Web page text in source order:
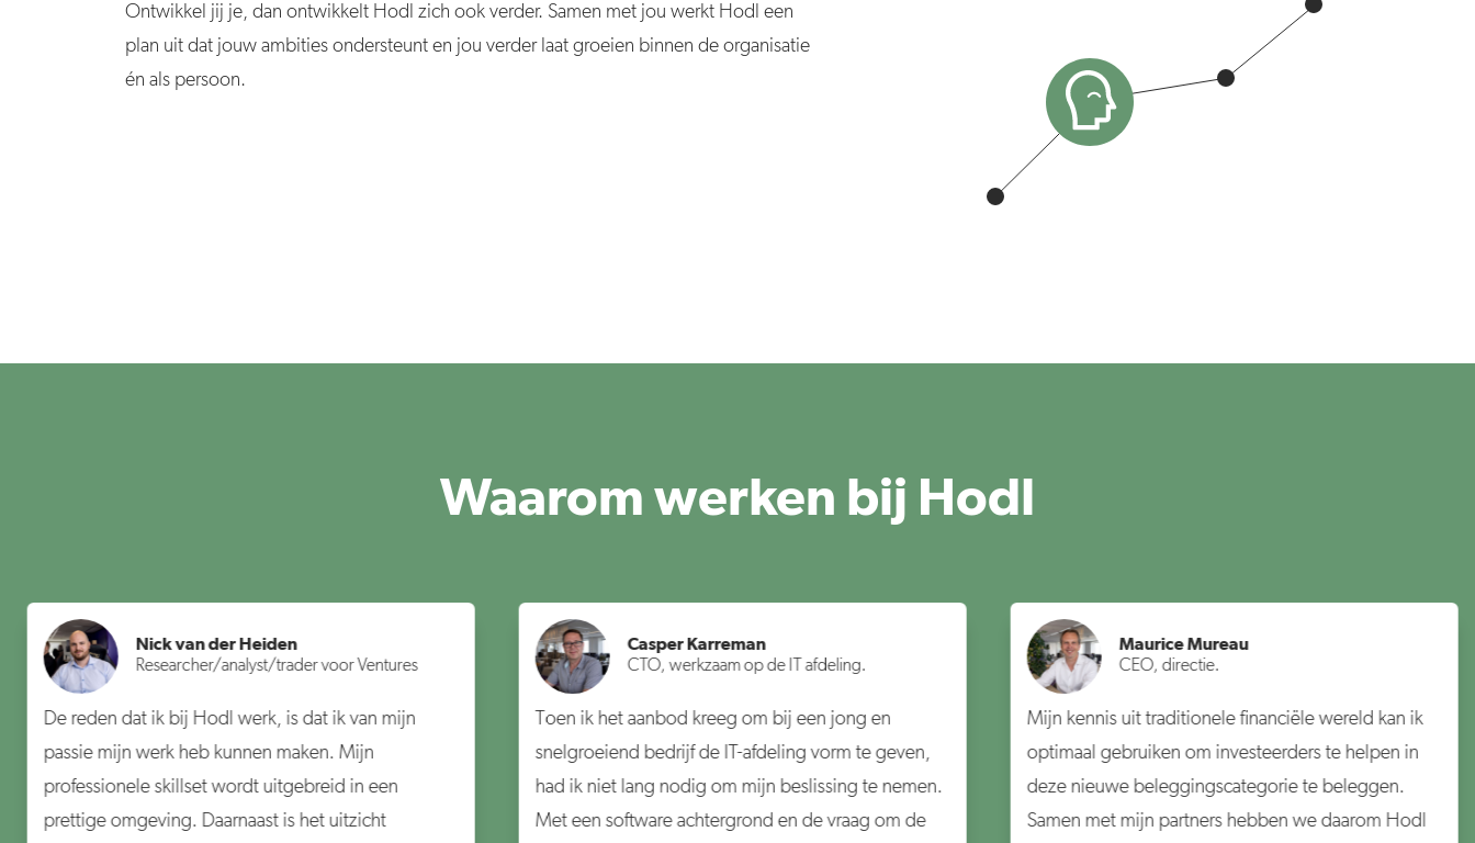
Ontwikkel jij je, dan ontwikkelt Hodl zich ook verder. Samen met jou werkt Hodl een
plan uit dat jouw ambities ondersteunt en jou verder laat groeien binnen de organisatie
én als persoon.
Waarom werken bij Hodl
Nick van der Heiden
Researcher/analyst/trader voor Ventures
De reden dat ik bij Hodl werk, is dat ik van mijn
passie mijn werk heb kunnen maken. Mijn
professionele skillset wordt uitgebreid in een
prettige omgeving. Daarnaast is het uitzicht
Casper Karreman
CTO, werkzaam op de IT afdeling.
Toen ik het aanbod kreeg om bij een jong en
snelgroeiend bedrijf de IT-afdeling vorm te geven,
had ik niet lang nodig om mijn beslissing te nemen.
Met een software achtergrond en de vraag om de
Maurice Mureau
CEO, directie.
Mijn kennis uit traditionele financiële wereld kan ik
optimaal gebruiken om investeerders te helpen in
deze nieuwe beleggingscategorie te beleggen.
Samen met mijn partners hebben we daarom Hodl